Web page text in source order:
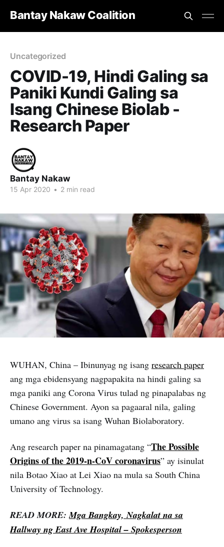
Bantay Nakaw Coalition
Uncategorized
COVID-19, Hindi Galing sa
Paniki Kundi Galing sa
Isang Chinese Biolab -
Research Paper
Bantay Nakaw
15 Apr 2020 • 2 min read
WUHAN, China – Ibinunyag ng isang research paper
ang mga ebidensyang nagpapakita na hindi galing sa
mga paniki ang Corona Virus tulad ng pinapalabas ng
Chinese Government. Ayon sa pagaaral nila, galing
umano ang virus sa isang Wuhan Biolaboratory.
Ang research paper na pinamagatang “The Possible
Origins of the 2019-n-CoV coronavirus” ay isinulat
nila Botao Xiao at Lei Xiao na mula sa South China
University of Technology.
READ MORE:Mga Bangkay, Nagkalat na sa
Hallway ng East Ave Hospital – Spokesperson